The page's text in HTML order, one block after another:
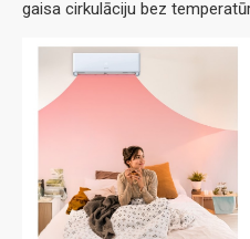
gaisa cirkulāciju bez